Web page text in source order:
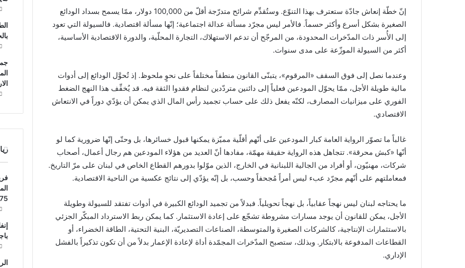
إنّ خطّة إنعاش جادّة ستعترف بهذا التنوّع. وستُقدِّم شرائح متدرّجة أقلّ من 100,000 دولار، ممّا يسمح بسداد الودائع
الصغيرة بشكل أسرع وأكثر حسماً. فالأمر ليس مجرّد مسألة عدالة اجتماعية؛ إنّها مسألة اقتصادية. فالسيولة التي تعود
إلى الأُسر ذات المدّخرات المحدودة، من المرجّح أن تدعم الاستهلاك، التجارة المحلّية، والدورة الاقتصادية الأساسية،
أكثر من السيولة الموزّعة على مدى سنوات.
وعندما نصل إلى فوق السقف «المرقوم»، يتبنّى القانون منطقاً مختلفاً على نحوٍ ملحوظ. إذ تُحوَّل الودائع إلى أدوات
مالية طويلة الأجل، ممّا يحوّل المودعين فعلياً إلى دائنين متردّدين لنظام فقدوا الثقة فيه. قد يُخفِّف هذا النهج الضغط
الفوري على ميزانيات المصارف، لكنّه يفعل ذلك على حساب تجميد رأس المال الذي يمكن أن يؤدّي دوراً في الانتعاش
الاقتصادي.
غالباً ما تصوّر الرواية العامة كبار المودعين على أنّهم أقلّية مميّزة يمكنها قبول خسائرها، بل وحتّى إنّها ضرورية كما لو
أنّها «كبش محرقة». تتجاهل هذه الرواية حقيقة مهمّة، مفادها أنّ العديد من هؤلاء المودعين هم رجال أعمال، أصحاب
شركات، مهنيّون، أو أفراد من الجالية اللبنانية في الخارج، الذين موّلوا بدورهم القطاع الخاص في لبنان على مرّ التاريخ.
فمعاملتهم على أنّهم مجرّد عبء ليس أمراً مُجحفاً وحسب، بل إنّه يؤدّي إلى نتائج عكسية من الناحية الاقتصادية.
ما يحتاجه لبنان ليس نهجاً عقابياً، بل نهجاً تحويلياً. فبدلاً من تجميد الودائع الكبيرة في أدوات تفتقد للسيولة وطويلة
الأجل، يمكن للقانون أن يوجد مسارات مشروطة تشجّع على إعادة الاستثمار. كما يمكن ربط الاسترداد المبكّر الجزئي
بالاستثمارات الإنتاجية، كالشركات الصغيرة والمتوسطة، الصناعات التصديريّة، البنية التحتية، الطاقة الخضراء، أو
القطاعات المدفوعة بالابتكار. وبذلك، ستصبح المدّخرات المجمّدة أداة لإعادة الإعمار بدلاً من أن تكون تذكيراً بالفشل
الإداري.
75 من رالي فنلندا